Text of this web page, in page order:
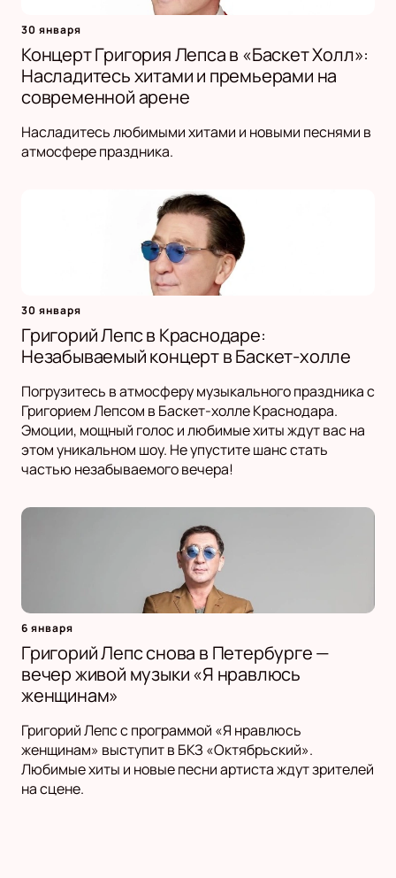
30 января
Концерт Григория Лепса в «Баскет Холл»:
Насладитесь хитами и премьерами на
современной арене
Насладитесь любимыми хитами и новыми песнями в
атмосфере праздника.
30 января
Григорий Лепс в Краснодаре:
Незабываемый концерт в Баскет-холле
Погрузитесь в атмосферу музыкального праздника с
Григорием Лепсом в Баскет-холле Краснодара.
Эмоции, мощный голос и любимые хиты ждут вас на
этом уникальном шоу. Не упустите шанс стать
частью незабываемого вечера!
6 января
Григорий Лепс снова в Петербурге —
вечер живой музыки «Я нравлюсь
женщинам»
Григорий Лепс с программой «Я нравлюсь
женщинам» выступит в БКЗ «Октябрьский».
Любимые хиты и новые песни артиста ждут зрителей
на сцене.